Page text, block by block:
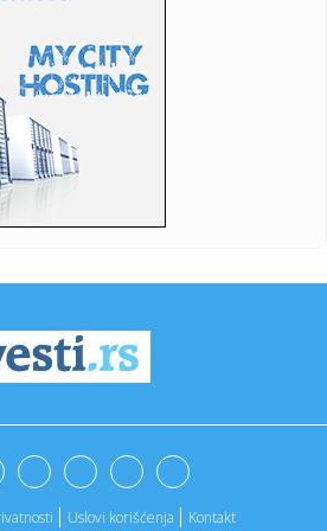
guslari iz Srbije, Crne Gore i Republike
i Novom Travniku: Eksplozivna naprava
u Grčkoj usporila na 3,4 odsto u julu,
u ilegalnu sušaru: Oko 1.000 pršuta, svi će
pronašao neobično blago u olupini broda
posebno se poštuje među ženama: Ovi
Uslovi korišćenja Kontakt